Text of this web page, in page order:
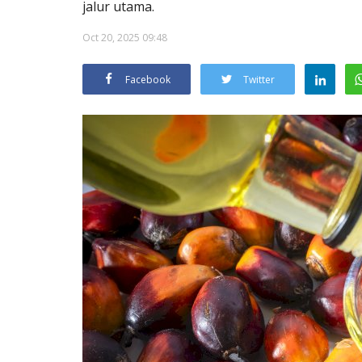
jalur utama.
Oct 20, 2025 09:48
Facebook Twitter